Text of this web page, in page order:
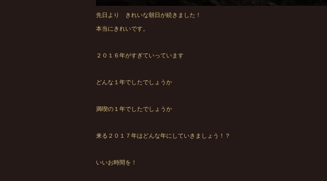
先日より きれいな朝日が続きました！
本当にきれいです。
２０１６年がすぎていっています
どんな１年でしたでしょうか
満喫の１年でしたでしょうか
来る２０１７年はどんな年にしていきましょう！？
いいお時間を！